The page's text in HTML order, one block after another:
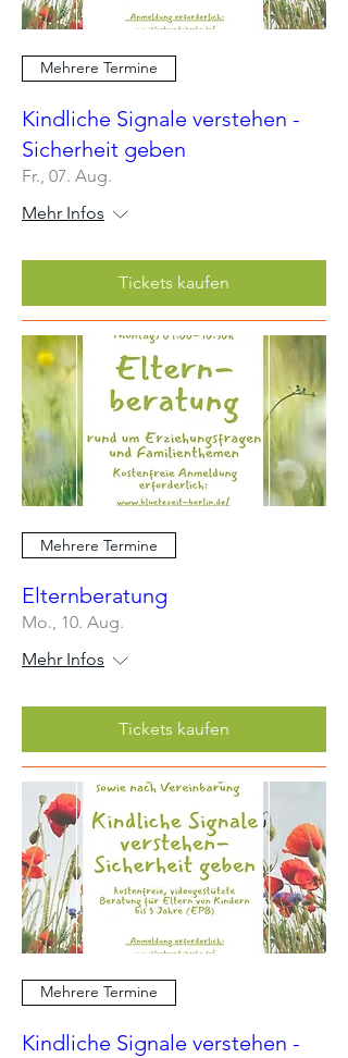
Mehrere Termine
Kindliche Signale verstehen -
Sicherheit geben
Fr., 07. Aug.
Mehr Infos
Tickets kaufen
Mehrere Termine
Elternberatung
Mo., 10. Aug.
Mehr Infos
Tickets kaufen
Mehrere Termine
Kindliche Signale verstehen -